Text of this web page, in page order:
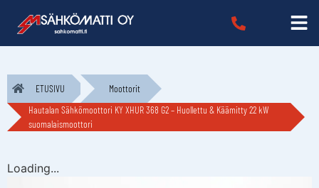
ETUSIVU
Moottorit
Hautalan Sähkömoottori KY XHUR 368 G2 – Huollettu & Käämitty 22 kW
suomalaismoottori
Loading...